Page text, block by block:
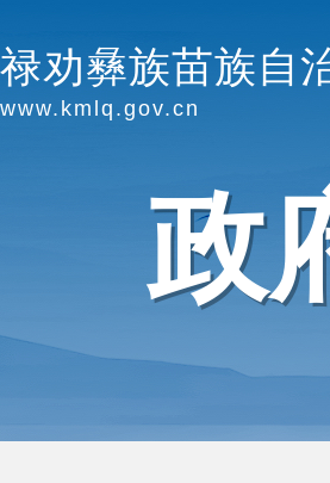
禄劝彝族苗族自
www.kmlq.gov.cn
政